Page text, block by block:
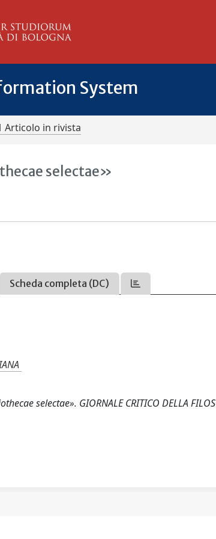
System
Articolo in rivista
selectae»
Scheda completa (DC)
selectae». GIORNALE CRITICO DELLA